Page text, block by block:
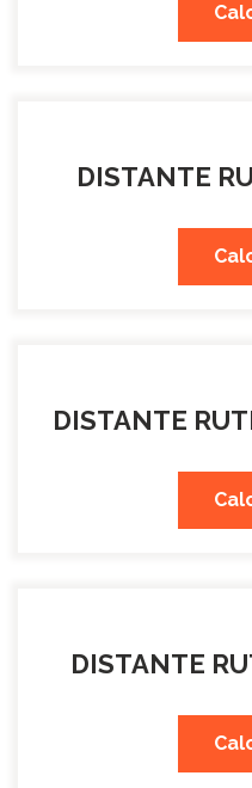
DISTANTE
DISTANTE
DISTANTE